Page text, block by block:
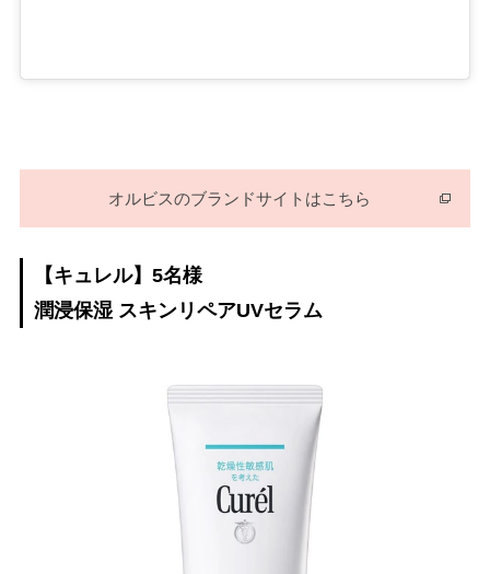
オルビスのブランドサイトはこちら
【キュレル】5名様
潤浸保湿 スキンリペアUVセラム